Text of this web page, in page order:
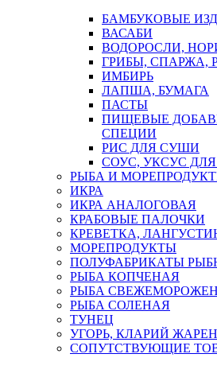
БАМБУКОВЫЕ
ВАСАБИ
ВОДОРОСЛИ,
ГРИБЫ, СПАРЖА,
ИМБИРЬ
ЛАПША, БУМАГА
ПАСТЫ
ПИЩЕВЫЕ
СПЕЦИИ
РИС ДЛЯ СУШИ
СОУС, УКСУС
РЫБА И
ИКРА
ИКРА АНАЛОГОВАЯ
КРАБОВЫЕ ПАЛОЧКИ
КРЕВЕТКА,
МОРЕПРОДУКТЫ
ПОЛУФАБРИКАТЫ
РЫБА КОПЧЕНАЯ
РЫБА
РЫБА СОЛЕНАЯ
ТУНЕЦ
УГОРЬ, КЛАРИЙ
СОПУТСТВУЮЩИЕ